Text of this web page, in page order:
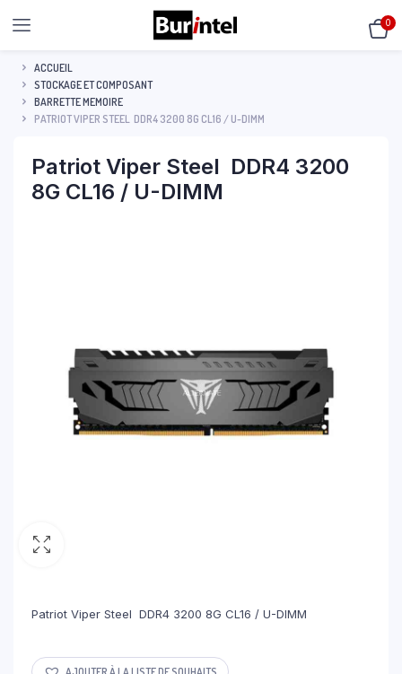
0
ACCUEIL
STOCKAGE ET COMPOSANT
BARRETTE MEMOIRE
PATRIOT VIPER STEEL DDR4 3200 8G CL16 / U-DIMM
Patriot Viper Steel DDR4 3200
8G CL16 / U-DIMM
Patriot Viper Steel DDR4 3200 8G CL16 / U-DIMM
AJOUTER À LA LISTE DE SOUHAITS